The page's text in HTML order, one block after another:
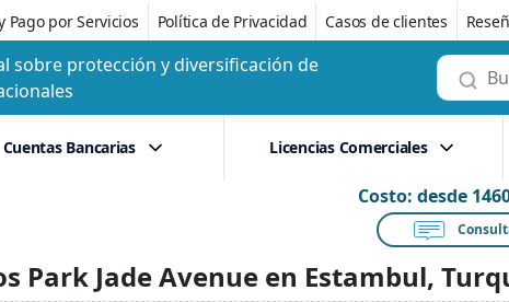
Pago por Servicios Política de Privacidad Casos de clientes
sobre protección y diversificación de
Cuentas Bancarias Licencias Comerciales
Costo: desde
Park Jade Avenue en Estambul,